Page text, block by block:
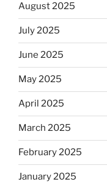
August 2025
July 2025
June 2025
May 2025
April 2025
March 2025
February 2025
January 2025